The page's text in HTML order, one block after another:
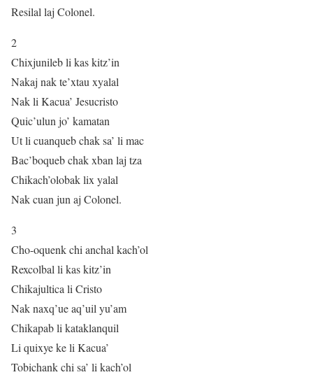
Resilal laj Colonel.
2
Chixjunileb li kas kitz’in
Nakaj nak te’xtau xyalal
Nak li Kacua’ Jesucristo
Quic’ulun jo’ kamatan
Ut li cuanqueb chak sa’ li mac
Bac’boqueb chak xban laj tza
Chikach’olobak lix yalal
Nak cuan jun aj Colonel.
3
Cho-oquenk chi anchal kach’ol
Rexcolbal li kas kitz’in
Chikajultica li Cristo
Nak naxq’ue aq’uil yu’am
Chikapab li kataklanquil
Li quixye ke li Kacua’
Tobichank chi sa’ li kach’ol